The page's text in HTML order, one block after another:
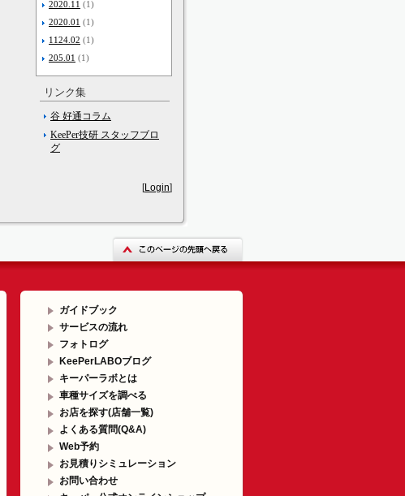
2020.11 (1)
2020.01 (1)
1124.02 (1)
205.01 (1)
リンク集
谷 好通コラム
KeePer技研 スタッフブロ
グ
[Login]
ガイドブック
サービスの流れ
フォトログ
KeePerLABOブログ
キーパーラボとは
車種サイズを調べる
お店を探す(店舗一覧)
よくある質問(Q&A)
Web予約
お見積りシミュレーション
お問い合わせ